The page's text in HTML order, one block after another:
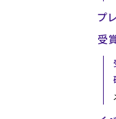
プ
受